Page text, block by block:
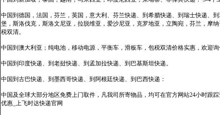
中国到德国，法国，芬兰，英国，意大利、芬兰快递、到希腊快递、到瑞士快递、
堡，斯洛伐克，斯洛文尼亚，拉脱维亚，爱沙尼亚，克罗地亚，立陶宛，芬兰，摩
税双清。
中国到澳大利亚；纯电池，移动电源，平衡车，滑板车，包税双清价格实惠，欢迎
中国到印度快递、到老挝快递、到孟加拉快递、到巴基斯坦快递。
中国到古巴快递、到墨西哥快递、到阿根廷快递、到巴西快递：
中国及全球大部分地区免费上门取件，凡我司所寄物品，均可在官方网站24小时跟
优惠_上飞时达快递官网